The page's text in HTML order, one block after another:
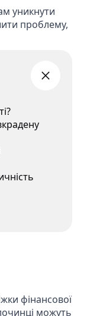
уникнути
проблему,
фінансової
можуть